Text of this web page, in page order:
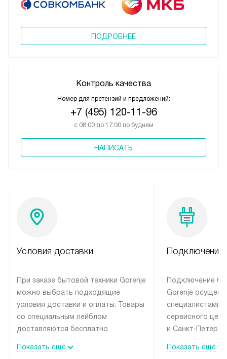
ПОДРОБНЕЕ
Контроль качества
Номер для претензий и предложений:
+7 (495) 120-11-96
с 08:00 до 17:00 по будням
НАПИСАТЬ
Условия доставки
При заказе бытовой техники Gorenje
можно выбрать подходящие
условия доставки и оплаты. Товары
со специальным лейблом
доставляются бесплатно
до подъезда, выезд за МКАД
Показать ещё
Подключение
Подключение
Gorenje
специалистами
сервисного
и Санкт-
подключается
Показать ещё